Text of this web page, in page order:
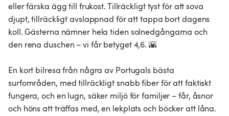
eller färska ägg till frukost. Tillräckligt tyst för att sova
djupt, tillräckligt avslappnad för att tappa bort dagens
koll. Gästerna nämner hela tiden solnedgångarna och
den rena duschen – vi får betyget 4,6. 🌇
En kort bilresa från några av Portugals bästa
surfområden, med tillräckligt snabb fiber för att faktiskt
fungera, och en lugn, säker miljö för familjer – får, åsnor
och höns att träffas med, en lekplats och böcker att låna.